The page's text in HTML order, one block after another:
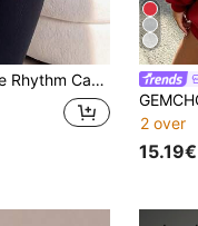
veelzijdige effen sweater met opstaande kraag en ritssluiting
2 over
15.19€